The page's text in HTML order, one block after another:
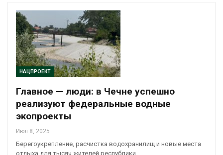
НАЦПРОЕКТ
Главное — люди: в Чечне успешно
реализуют федеральные водные
экопроекты
Июл 8, 2025
Берегоукрепление, расчистка водохранилищ и новые места
отдыха для тысяч жителей республики